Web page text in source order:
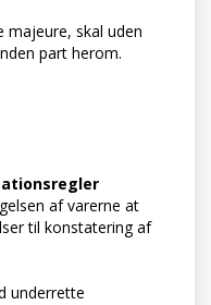
majeure, skal uden
part herom.
af varerne at
til konstatering af
underrette